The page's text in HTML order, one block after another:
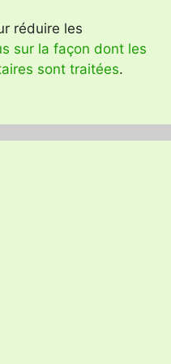
réduire les
sur la façon dont les
sont traitées.